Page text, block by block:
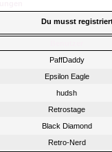
Du musst
PaffDaddy
Epsilon Eagle
hudsh
Retrostage
Black Diamond
Retro-Nerd